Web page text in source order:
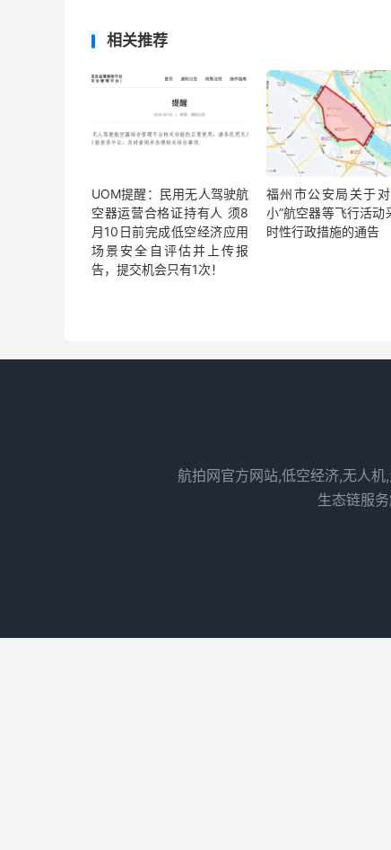
相关推荐
UOM提醒：民用无人驾驶航
空器运营合格证持有人 须8
月10日前完成低空经济应用
场景安全自评估并上传报
告，提交机会只有1次！
福州市公安局关于对
小”航空器等飞行活动
时性行政措施的通告
航拍网官方网站,低空经济,无人
生态链服